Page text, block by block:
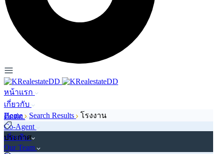
หน้าแรก
เกี่ยวกับ
ติดต่อ
Co-Agent
เพิ่มเติม
Our Team
Home Search Results โรงงาน
ประกาศ